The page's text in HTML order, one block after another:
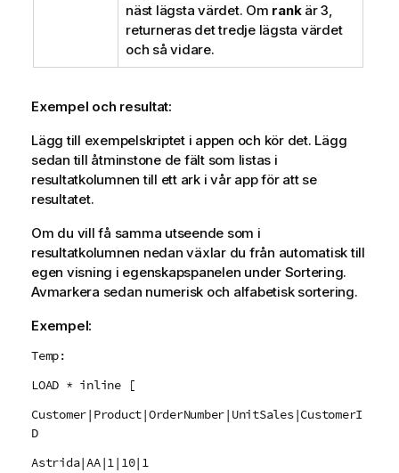
näst lägsta värdet. Om rankär 3,
returneras det tredje lägsta värdet
och så vidare.
Exempel och resultat:
Lägg till exempelskriptet i appen och kör det. Lägg
sedan till åtminstone de fält som listas i
resultatkolumnen till ett ark i vår app för att se
resultatet.
Om du vill få samma utseende som i
resultatkolumnen nedan växlar du från automatisk till
egen visning i egenskapspanelen under Sortering.
Avmarkera sedan numerisk och alfabetisk sortering.
Exempel:
Temp:
LOAD * inline [
Customer|Product|OrderNumber|UnitSales|CustomerI
D
Astrida|AA|1|10|1